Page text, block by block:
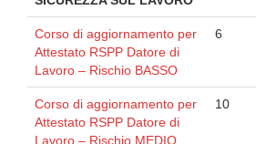
Corso di aggiornamento per
Attestato RSPP Datore di
Lavoro – Rischio BASSO
6
Corso di aggiornamento per
Attestato RSPP Datore di
Lavoro – Rischio MEDIO
10